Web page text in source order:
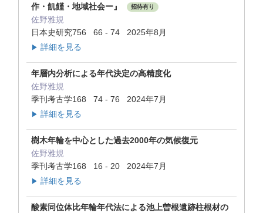
作・飢饉・地域社会ー』
招待有り
佐野雅規
日本史研究756 66 - 74 2025年8月
▶ 詳細を見る
年層内分析による年代決定の高精度化
佐野雅規
季刊考古学168 74 - 76 2024年7月
▶ 詳細を見る
樹木年輪を中心とした過去2000年の気候復元
佐野雅規
季刊考古学168 16 - 20 2024年7月
▶ 詳細を見る
酸素同位体比年輪年代法による池上曽根遺跡柱根材の